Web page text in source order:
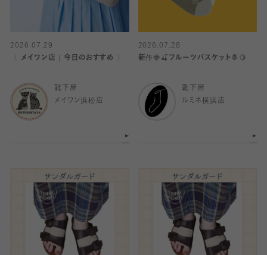
2026.07.29
〈 メイワン店｜今日のおすすめ 〉
靴下屋
メイワン浜松店
2026.07.28
新作🍓🍒フルーツバスケット🍍🍋
靴下屋
ルミネ横浜店